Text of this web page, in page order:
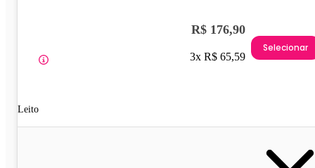
Leito
R$ 176,90
3x R$ 65,59
Selecionar